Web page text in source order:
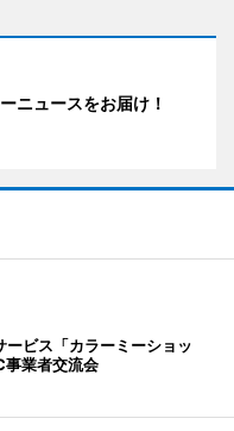
ニュースをお届け！
ービス「カラーミーショッ
事業者交流会